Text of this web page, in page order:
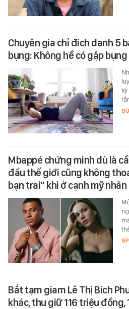
Chuyên gia chỉ đích danh 5
bụng: Không hề có gập
Mbappé chứng minh dù là
đầu thế giới cũng không
bạn trai" khi ở cạnh mỹ
Bắt tạm giam Lê Thị Bích
khác, thu giữ 116 triệu đồng,